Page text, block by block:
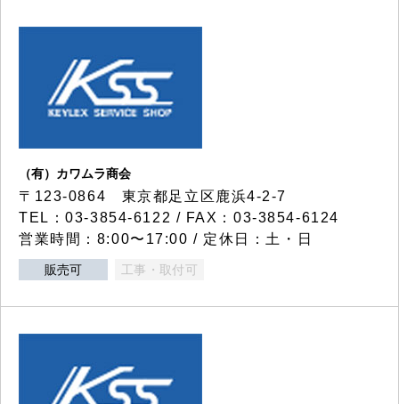
（有）カワムラ商会
〒123-0864 東京都足立区鹿浜4-2-7
TEL：03-3854-6122 / FAX：03-3854-6124
営業時間：8:00〜17:00 / 定休日：土・日
販売可 工事・取付可